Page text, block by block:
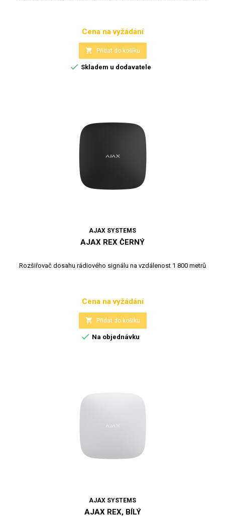
Cena
Cena na vyžádání
 Přidat do košíku
 Skladem u dodavatele
AJAX SYSTEMS
AJAX REX ČERNÝ
Rozšiřovač dosahu rádiového signálu na vzdálenost 1 800 metrů
Cena
Cena na vyžádání
 Přidat do košíku
 Na objednávku
AJAX SYSTEMS
AJAX REX, BÍLÝ